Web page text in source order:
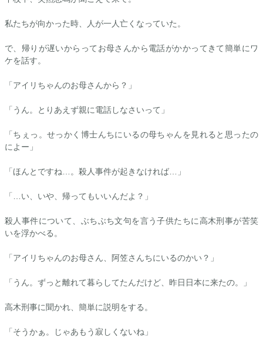
私たちが向かった時、人が一人亡くなっていた。
で、帰りが遅いからってお母さんから電話がかかってきて簡単にワ
ケを話す。
「 アイリ ちゃんのお母さんから？」
「うん。とりあえず親に電話しなさいって」
「ちぇっ。せっかく博士んちにいるの母ちゃんを見れると思ったの
によー」
「ほんとですね…。殺人事件が起きなければ…」
「…い、いや、帰ってもいいんだよ？」
殺人事件について、ぶちぶち文句を言う子供たちに高木刑事が苦笑
いを浮かべる。
「 アイリ ちゃんのお母さん、阿笠さんちにいるのかい？」
「うん。ずっと離れて暮らしてたんだけど、昨日日本に来たの。」
高木刑事に聞かれ、簡単に説明をする。
「そうかぁ。じゃあもう寂しくないね」